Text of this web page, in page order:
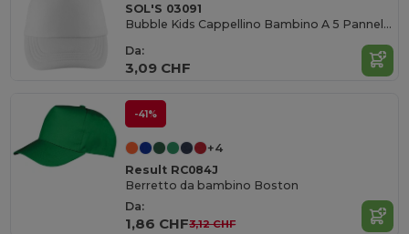
SOL'S 03091
Bubble Kids Cappellino Bambino A 5 Pannelli Con Rete
Da:
3,09 CHF
-41%
+4
Result RC084J
Berretto da bambino Boston
Da:
1,86 CHF3,12 CHF